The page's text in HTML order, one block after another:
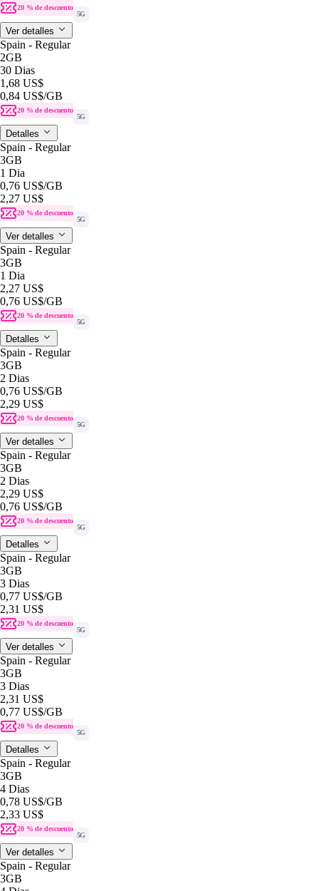
20 % de descuento
5G
Ver detalles
Spain - Regular
2GB
30 Dias
1,68 US$
0,84 US$/GB
20 % de descuento
5G
Detalles
Spain - Regular
3GB
1 Dia
0,76 US$/GB
2,27 US$
20 % de descuento
5G
Ver detalles
Spain - Regular
3GB
1 Dia
2,27 US$
0,76 US$/GB
20 % de descuento
5G
Detalles
Spain - Regular
3GB
2 Dias
0,76 US$/GB
2,29 US$
20 % de descuento
5G
Ver detalles
Spain - Regular
3GB
2 Dias
2,29 US$
0,76 US$/GB
20 % de descuento
5G
Detalles
Spain - Regular
3GB
3 Dias
0,77 US$/GB
2,31 US$
20 % de descuento
5G
Ver detalles
Spain - Regular
3GB
3 Dias
2,31 US$
0,77 US$/GB
20 % de descuento
5G
Detalles
Spain - Regular
3GB
4 Dias
0,78 US$/GB
2,33 US$
20 % de descuento
5G
Ver detalles
Spain - Regular
3GB